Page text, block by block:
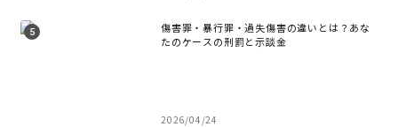
傷害罪・暴行罪・過失傷害の違いとは？あな
たのケースの刑罰と示談金
2026/04/24